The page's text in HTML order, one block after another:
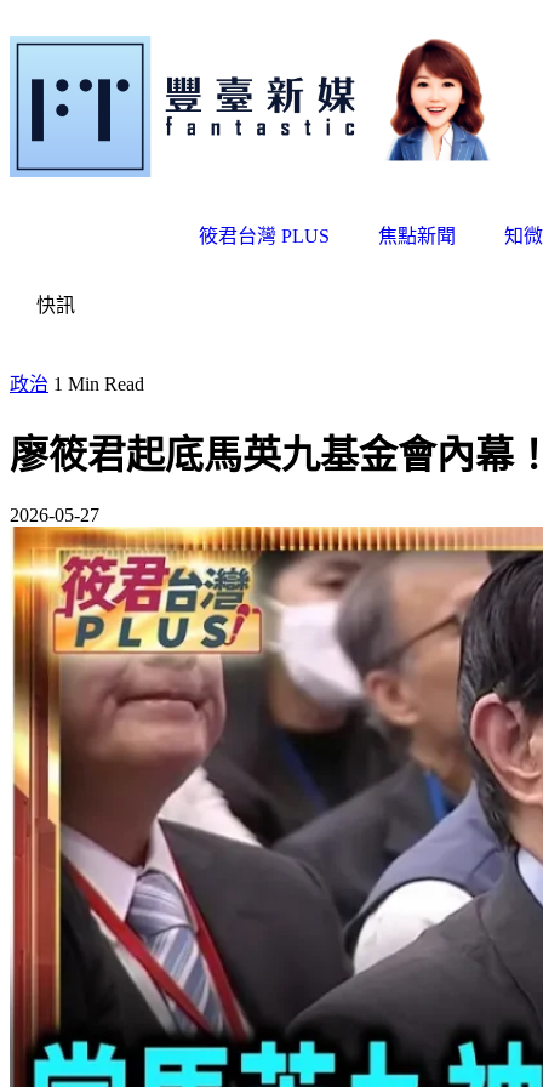
筱君台灣 PLUS 焦點新聞 知
快訊
政治 1 Min Read
廖筱君起底馬英九基金會內幕
2026-05-27